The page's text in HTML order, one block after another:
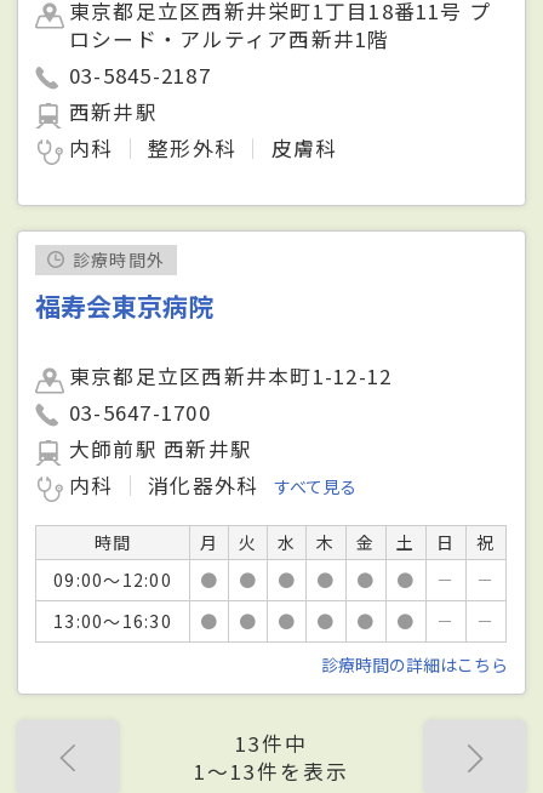
東京都足立区西新井栄町1丁目18番11号 プ
ロシード・アルティア西新井1階
03-5845-2187
西新井駅
内科
整形外科 皮膚科
診療時間外
福寿会東京病院
東京都足立区西新井本町1-12-12
03-5647-1700
大師前駅 西新井駅
内科
消化器外科 すべて見る
時間 月 火 水 木 金 土 日
祝
09:00～12:00
● ● ● ● ● ● －
－
13:00～16:30
● ● ● ● ● ● －
－
診療時間の詳細はこちら
13件中
1〜13件を表示